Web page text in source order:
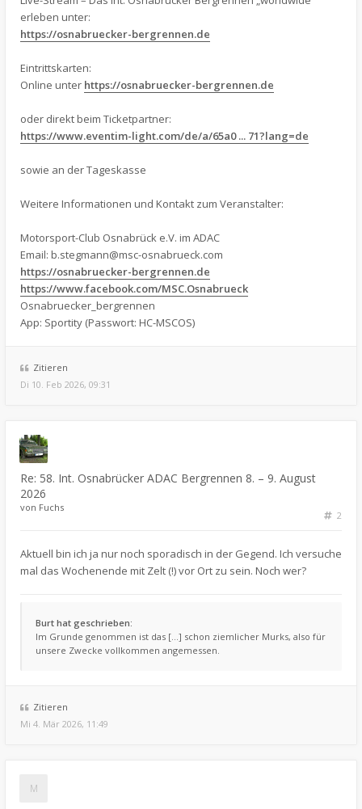
erleben unter:
https://osnabruecker-bergrennen.de
Eintrittskarten:
Online unter https://osnabruecker-bergrennen.de
oder direkt beim Ticketpartner:
https://www.eventim-light.com/de/a/65a0 ... 71?lang=de
sowie an der Tageskasse
Weitere Informationen und Kontakt zum Veranstalter:
Motorsport-Club Osnabrück e.V. im ADAC
Email: b.stegmann@msc-osnabrueck.com
https://osnabruecker-bergrennen.de
https://www.facebook.com/MSC.Osnabrueck
Osnabruecker_bergrennen
App: Sportity (Passwort: HC-MSCOS)
Zitieren
Di 10. Feb 2026, 09:31
Re: 58. Int. Osnabrücker ADAC Bergrennen 8. – 9. August
2026
2
von Fuchs
Aktuell bin ich ja nur noch sporadisch in der Gegend. Ich versuche
mal das Wochenende mit Zelt (!) vor Ort zu sein. Noch wer?
Burt hat geschrieben:
Im Grunde genommen ist das [...] schon ziemlicher Murks, also für
unsere Zwecke vollkommen angemessen.
Zitieren
Mi 4. Mär 2026, 11:49